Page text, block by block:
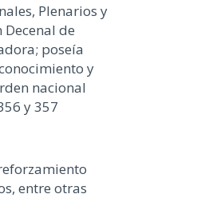
Plenarios y
de
poseía
y
nacional
y 357
entre otras